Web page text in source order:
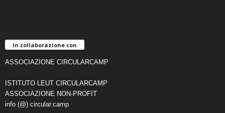
In collaborazione con
ASSOCIAZIONE CIRCULARCAMP
ISTITUTO LEUT CIRCULARCAMP
ASSOCIAZIONE NON-PROFIT
info (@) circular.camp